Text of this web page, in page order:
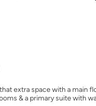
extra space with a main
& a primary suite with